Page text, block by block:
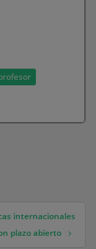
internacionales
plazo abierto